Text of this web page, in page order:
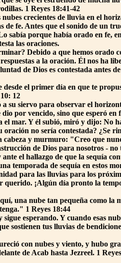
1 Reyes 18:41-42
crecientes de lluvia en el
de fe. Antes que el sonido de un
sabía porque había orado en fe,
las oraciones.
Debido a que hemos orado
a la oración. Él nos ha
de Dios es contestada antes
el primer día en que te
12
su siervo para observar el
por vencido, sino que esperó en
mar. Y él subió, miró y dijo: No
oración no sería contestada?
y murmuro: "Creo que
de Dios para nosotros -
el hallazgo de que la sequía
temporada de sequía en estos
para las lluvias para los
¡Algún día pronto la
una nube tan pequeña como
1 Reyes 18:44
esperando. Y cuando esas
sostienen tus lluvias de
con nubes y viento, y hubo
de Acab hasta Jezreel. 1